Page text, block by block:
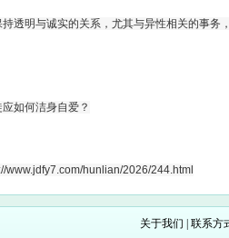
透明与诚实的关系，尤其与异性相关的事务
如何洁身自爱？
www.jdfy7.com/hunlian/2026/244.html
关于我们
联系方